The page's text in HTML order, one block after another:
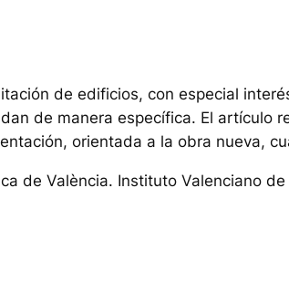
de edificios, con especial
de manera específica. El artículo
orientada a la obra nueva,
de València. Instituto Valenciano